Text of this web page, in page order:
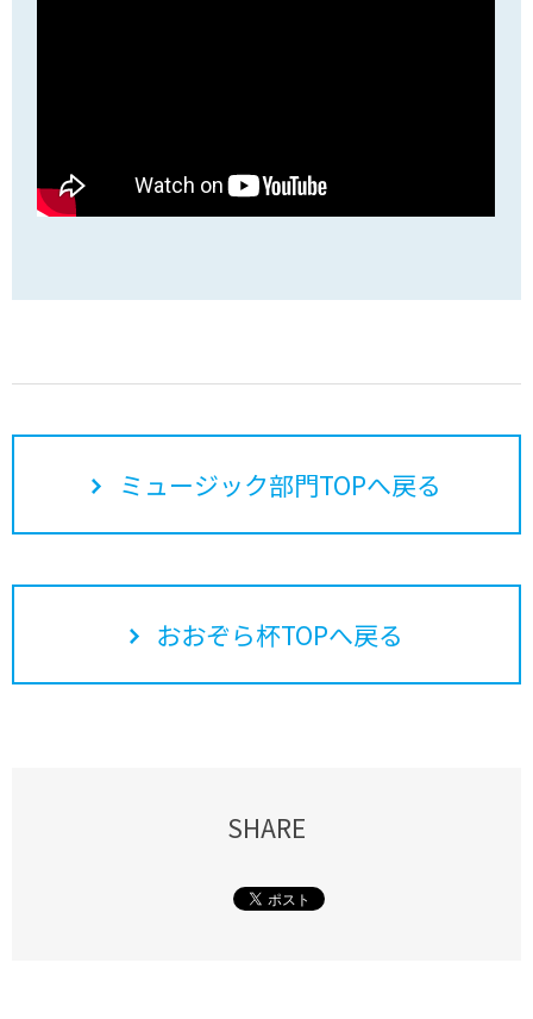
ミュージック部門TOPへ戻る
おおぞら杯TOPへ戻る
SHARE